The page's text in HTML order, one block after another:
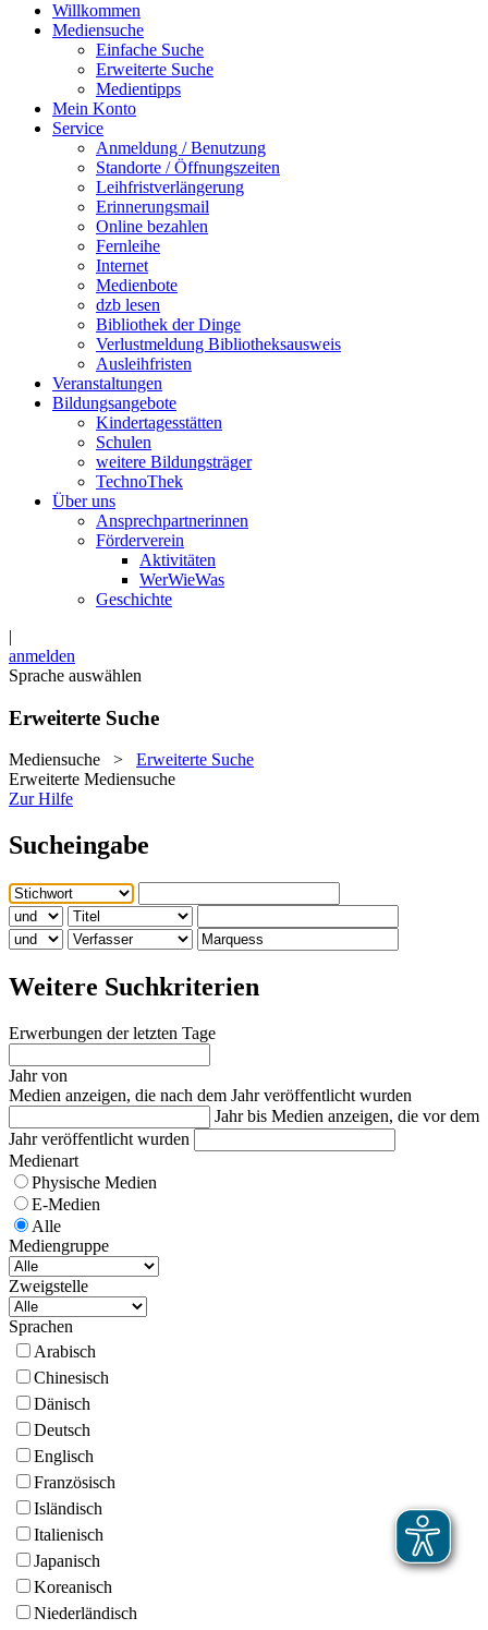
Willkommen
Mediensuche
Einfache Suche
Erweiterte Suche
Medientipps
Mein Konto
Service
Anmeldung / Benutzung
Standorte / Öffnungszeiten
Leihfristverlängerung
Erinnerungsmail
Online bezahlen
Fernleihe
Internet
Medienbote
dzb lesen
Bibliothek der Dinge
Verlustmeldung Bibliotheksausweis
Ausleihfristen
Veranstaltungen
Bildungsangebote
Kindertagesstätten
Schulen
weitere Bildungsträger
TechnoThek
Über uns
Ansprechpartnerinnen
Förderverein
Aktivitäten
WerWieWas
Geschichte
|
anmelden
Sprache auswählen
Erweiterte Suche
Mediensuche > Erweiterte Suche
Erweiterte Mediensuche
Zur Hilfe
Sucheingabe
Weitere Suchkriterien
Erwerbungen der letzten Tage
Jahr von
Medien anzeigen, die nach dem Jahr veröffentlicht wurden
Jahr bis Medien anzeigen, die vor dem
Jahr veröffentlicht wurden
Medienart
Physische Medien
E-Medien
Alle
Mediengruppe
Zweigstelle
Sprachen
Arabisch
Chinesisch
Dänisch
Deutsch
Englisch
Französisch
Isländisch
Italienisch
Japanisch
Koreanisch
Niederländisch